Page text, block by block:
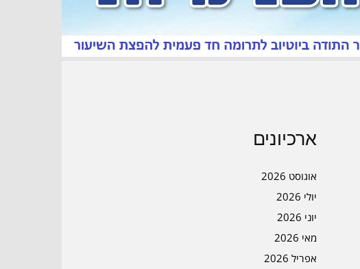
ארכיונים
אוגוסט 2026
יולי 2026
יוני 2026
מאי 2026
אפריל 2026